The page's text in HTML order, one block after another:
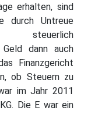
erhalten, sind
durch Untreue
steuerlich
dann auch
Finanzgericht
ob Steuern zu
im Jahr 2011
Die E war ein